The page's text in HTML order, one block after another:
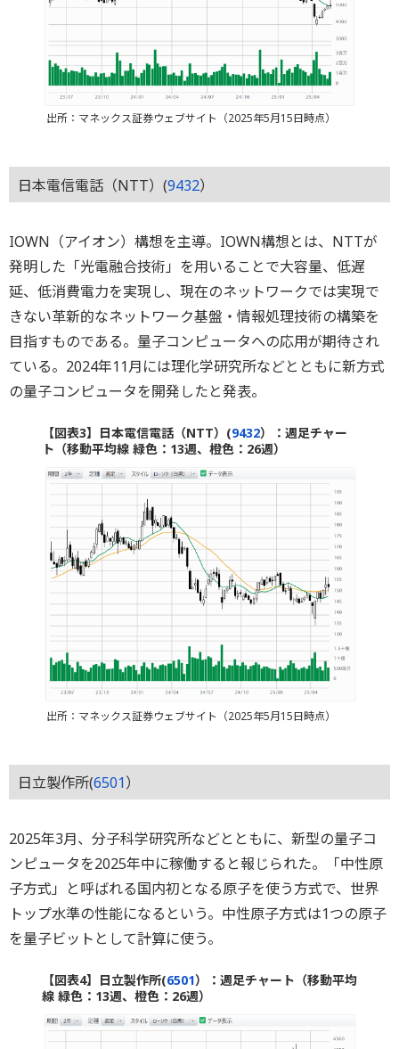
出所：マネックス証券ウェブサイト（2025年5月15日時点）
日本電信電話（NTT）(9432）
IOWN（アイオン）構想を主導。IOWN構想とは、NTTが
発明した「光電融合技術」を用いることで大容量、低遅
延、低消費電力を実現し、現在のネットワークでは実現で
きない革新的なネットワーク基盤・情報処理技術の構築を
目指すものである。量子コンピュータへの応用が期待され
ている。2024年11月には理化学研究所などとともに新方式
の量子コンピュータを開発したと発表。
【図表3】日本電信電話（NTT）(9432）：週足チャー
ト（移動平均線 緑色：13週、橙色：26週）
出所：マネックス証券ウェブサイト（2025年5月15日時点）
日立製作所(6501）
2025年3月、分子科学研究所などとともに、新型の量子コ
ンピュータを2025年中に稼働すると報じられた。「中性原
子方式」と呼ばれる国内初となる原子を使う方式で、世界
トップ水準の性能になるという。中性原子方式は1つの原子
を量子ビットとして計算に使う。
【図表4】日立製作所(6501）：週足チャート（移動平均
線 緑色：13週、橙色：26週）